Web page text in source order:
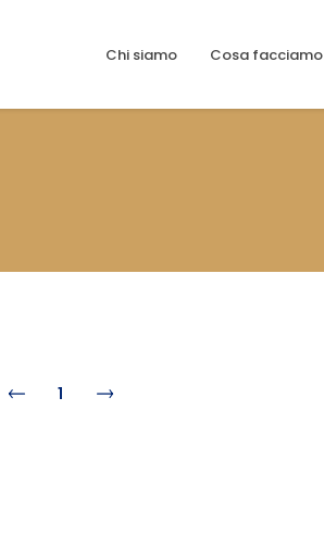
Chi siamo Cosa facciamo
1